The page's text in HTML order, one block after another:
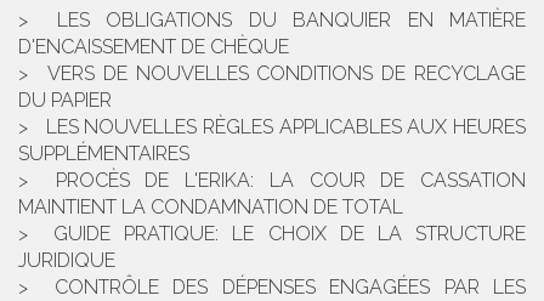
LES OBLIGATIONS DU BANQUIER EN MATIÈRE
D'ENCAISSEMENT DE CHÈQUE
VERS DE NOUVELLES CONDITIONS DE RECYCLAGE
DU PAPIER
LES NOUVELLES RÈGLES APPLICABLES AUX HEURES
SUPPLÉMENTAIRES
PROCÈS DE L'ERIKA: LA COUR DE CASSATION
MAINTIENT LA CONDAMNATION DE TOTAL
GUIDE PRATIQUE: LE CHOIX DE LA STRUCTURE
JURIDIQUE
CONTRÔLE DES DÉPENSES ENGAGÉES PAR LES